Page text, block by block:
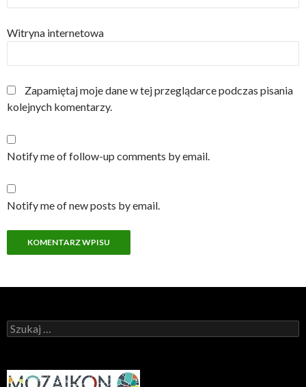
Witryna internetowa
Zapamiętaj moje dane w tej przeglądarce podczas pisania
kolejnych komentarzy.
Notify me of follow-up comments by email.
Notify me of new posts by email.
Szukaj: